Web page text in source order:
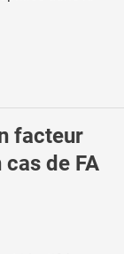
facteur
de FA